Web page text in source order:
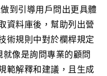
到引導用戶問出更具體
資料庫後，幫助列出營
術規則中對於欄桿規定
像是詢問專業的顧問
範解釋和建議，且生成